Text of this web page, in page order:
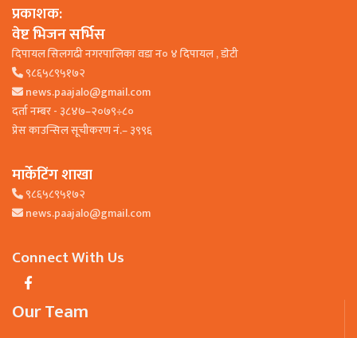
प्रकाशक:
वेष्ट भिजन सर्भिस
दिपायल सिलगढी नगरपालिका वडा न० ४ दिपायल , डाेटी
९८६५८९५१७२
news.paajalo@gmail.com
दर्ता नम्बर - ३८४७–२०७९÷८०
प्रेस काउन्सिल सूचीकरण नं.– ३९९६
मार्केटिंग शाखा
९८६५८९५१७२
news.paajalo@gmail.com
Connect With Us
Our Team